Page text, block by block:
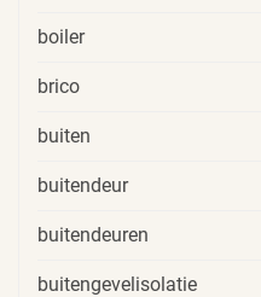
boiler
brico
buiten
buitendeur
buitendeuren
buitengevelisolatie